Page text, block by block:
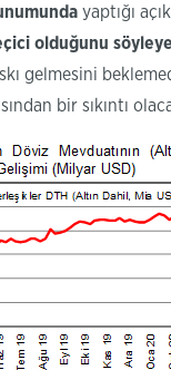
yaptığı
olduğunu
gelmesini
bir sıkıntı